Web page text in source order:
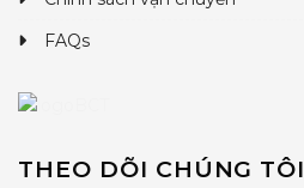
FAQs
THEO DÕI CHÚNG TÔI